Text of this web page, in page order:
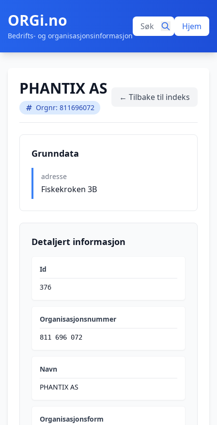
ORGi.no
Bedrifts- og organisasjonsinformasjon
Hjem
PHANTIX AS
Orgnr: 811696072
← Tilbake til indeks
Grunndata
adresse
Fiskekroken 3B
Detaljert informasjon
Id
376
Organisasjonsnummer
811 696 072
Navn
PHANTIX AS
Organisasjonsform